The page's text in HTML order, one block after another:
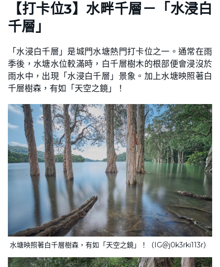
【打卡位3】水畔千層－「水浸白
千層」
「水浸白千層」是城門水塘熱門打卡位之一。通常在雨
季後，水塘水位較滿時，白千層樹木的根部便會浸沒於
雨水中，出現「水浸白千層」景象。加上水塘映照著白
千層樹森，有如「天空之鏡」！
水塘映照著白千層樹森，有如「天空之鏡」！（IG＠j0k3rki113r）